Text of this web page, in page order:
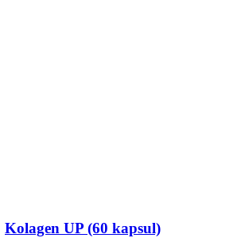
Kolagen UP (60 kapsul)